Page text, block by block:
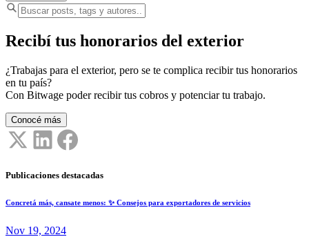
Recibí tus honorarios del exterior
¿Trabajas para el exterior, pero se te complica recibir tus honorarios
en tu país?
Con Bitwage poder recibir tus cobros y potenciar tu trabajo.
Conocé más
Publicaciones destacadas
Concretá más, cansate menos: ✨ Consejos para exportadores de servicios
Nov 19, 2024